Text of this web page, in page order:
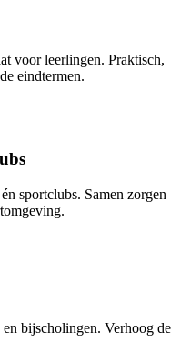
voor leerlingen. Praktisch,
eindtermen.
sportclubs. Samen zorgen
bijscholingen. Verhoog de